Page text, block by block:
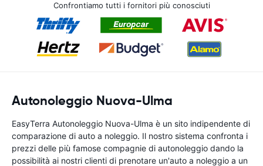
Confrontiamo tutti i fornitori più conosciuti
Autonoleggio Nuova-Ulma
EasyTerra Autonoleggio Nuova-Ulma è un sito indipendente di
comparazione di auto a noleggio. Il nostro sistema confronta i
prezzi delle più famose compagnie di autonoleggio dando la
possibilità ai nostri clienti di prenotare un'auto a noleggio a un